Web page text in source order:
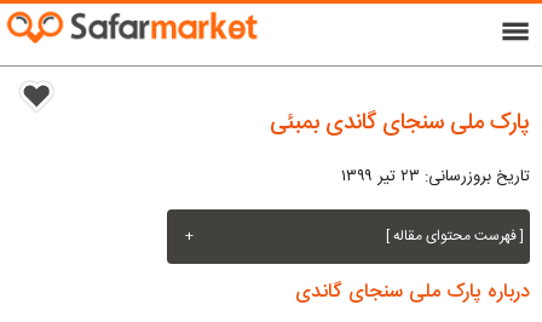
menu
پارک ملی سنجای گاندی بمبئی
تاریخ بروزرسانی: ۲۳ تیر ۱۳۹۹
[ فهرست محتوای مقاله ] +
درباره پارک ملی سنجای گاندی